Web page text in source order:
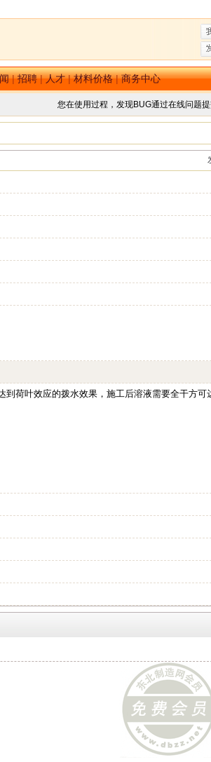
|招聘|人才|材料价格|商务中心
您在使用过程，发现BUG通过在线问题
荷叶效应的拨水效果，施工后溶液需要全干方可